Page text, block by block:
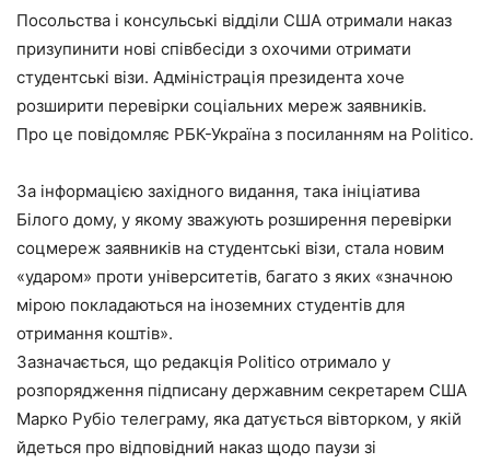
Посольства і консульські відділи США отримали наказ
призупинити нові співбесіди з охочими отримати
студентські візи. Адміністрація президента хоче
розширити перевірки соціальних мереж заявників.
Про це повідомляє РБК-Україна з посиланням на Politico.
За інформацією західного видання, така ініціатива
Білого дому, у якому зважують розширення перевірки
соцмереж заявників на студентські візи, стала новим
«ударом» проти університетів, багато з яких «значною
мірою покладаються на іноземних студентів для
отримання коштів».
Зазначається, що редакція Politico отримало у
розпорядження підписану державним секретарем США
Марко Рубіо телеграму, яка датується вівторком, у якій
йдеться про відповідний наказ щодо паузи зі